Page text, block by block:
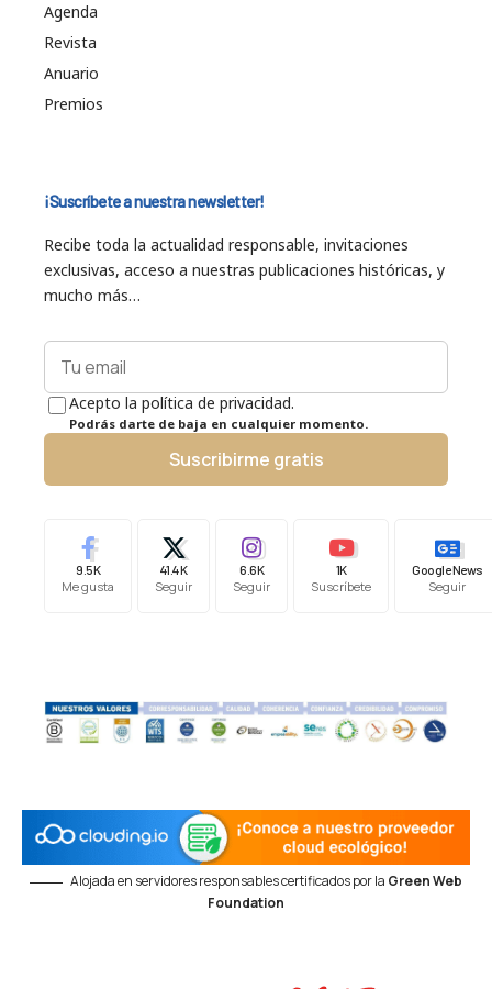
Agenda
Revista
Anuario
Premios
¡Suscríbete a nuestra newsletter!
Recibe toda la actualidad responsable, invitaciones
exclusivas, acceso a nuestras publicaciones históricas, y
mucho más…
Acepto la política de privacidad.
Podrás darte de baja en cualquier momento.
Suscribirme gratis
9.5K
Me gusta
41.4K
Seguir
6.6K
Seguir
1K
Suscríbete
Google News
Seguir
Alojada en servidores responsables certificados por la Green Web
Foundation